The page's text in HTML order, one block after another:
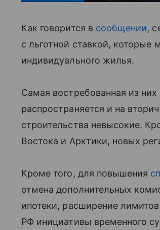
Как говорится в сообщении,
с льготной ставкой, которые
индивидуального жилья.
Самая востребованная из
распространяется и на
строительства невысокие.
Востока и Арктики, новых
Кроме того, для повышения
отмена дополнительных
ипотеки, расширение
РФ инициативы временного